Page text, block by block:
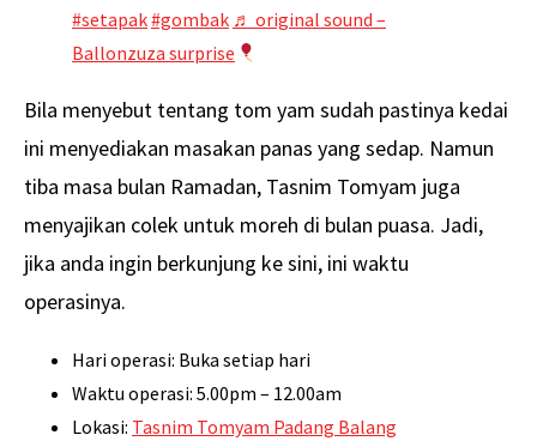
#setapak#gombak ♬ original sound –
Ballonzuza surprise
Bila menyebut tentang tom yam sudah pastinya kedai
ini menyediakan masakan panas yang sedap. Namun
tiba masa bulan Ramadan, Tasnim Tomyam juga
menyajikan colek untuk moreh di bulan puasa. Jadi,
jika anda ingin berkunjung ke sini, ini waktu
operasinya.
Hari operasi: Buka setiap hari
Waktu operasi: 5.00pm – 12.00am
Lokasi: Tasnim Tomyam Padang Balang